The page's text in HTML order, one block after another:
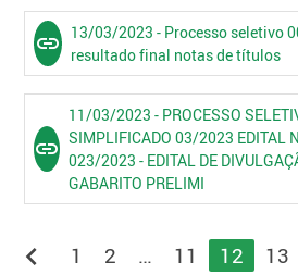
link 13/03/2023 - Processo seletivo
resultado final notas de títulos
link
11/03/2023 - PROCESSO
SIMPLIFICADO 03/2023 EDITAL
023/2023 - EDITAL DE
GABARITO PRELIMI
chevron_left 1 2 … 11 12 13